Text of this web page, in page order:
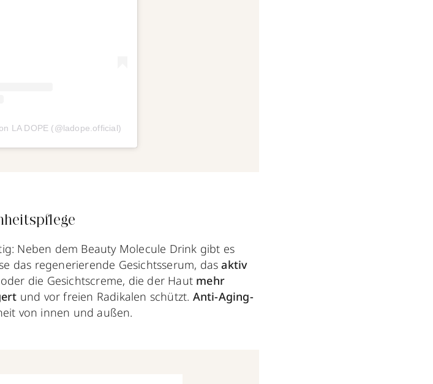
LA DOPE (@ladope.official)
Neben dem Beauty Molecule Drink gibt es
das regenerierende Gesichtsserum, dasaktiv
die Gesichtscreme, die der Haut mehr
und vor freien Radikalen schützt. Anti-Aging-
von innen und außen.